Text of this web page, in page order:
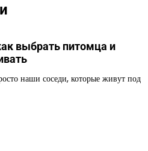
выбрать питомца и
наши соседи, которые живут под